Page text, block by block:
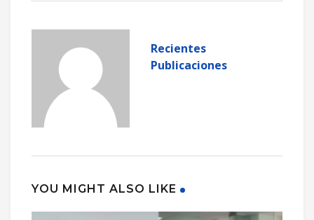
Recientes
Publicaciones
YOU MIGHT ALSO LIKE